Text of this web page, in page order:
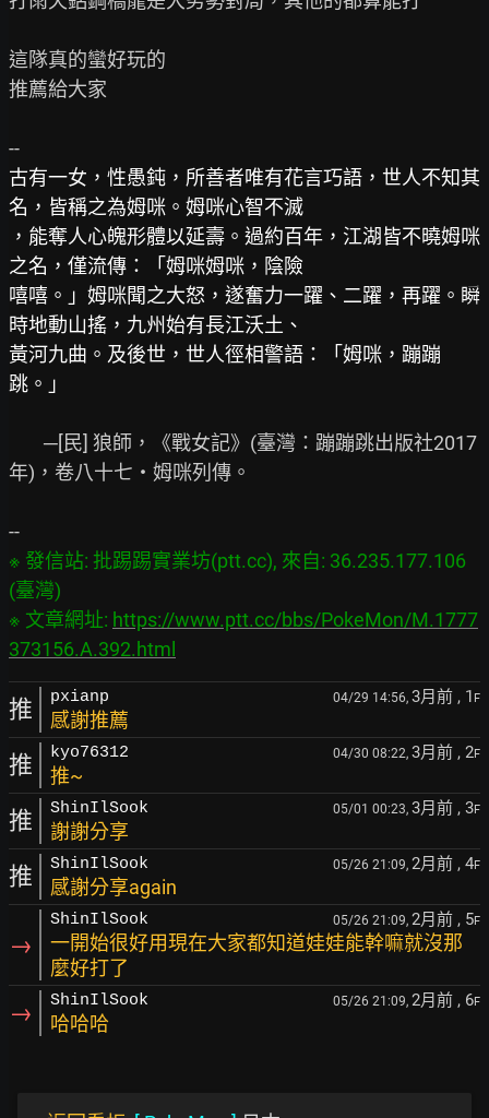
這隊真的蠻好玩的
推薦給大家
古有一女，性愚鈍，所善者唯有花言巧語，世人不知其
名，皆稱之為姆咪。姆咪心智不滅
，能奪人心魄形體以延壽。過約百年，江湖皆不曉姆咪
之名，僅流傳：「姆咪姆咪，陰險
嘻嘻。」姆咪聞之大怒，遂奮力一躍、二躍，再躍。瞬
時地動山搖，九州始有長江沃土、
黃河九曲。及後世，世人徑相警語：「姆咪，蹦蹦
跳。」
年)，卷八十七‧姆咪列傳。
※ 發信站: 批踢踢實業坊(ptt.cc), 來自: 36.235.177.106
(臺灣)
※ 文章網址: https://www.ptt.cc/bbs/PokeMon/M.1777
373156.A.392.html
推 pxianp 04/29 14:56, 3月前 , 1 F
感謝推薦
推 kyo76312 04/30 08:22, 3月前 , 2F
推~
推 ShinIlSook 05/01 00:23, 3月前 , 3F
謝謝分享
推 ShinIlSook 05/26 21:09, 2月前 , 4F
感謝分享again
→
ShinIlSook 05/26 21:09, 2月前 , 5F
一開始很好用現在大家都知道娃娃能幹嘛就沒那
麼好打了
→ ShinIlSook 05/26 21:09, 2月前 , 6F
哈哈哈